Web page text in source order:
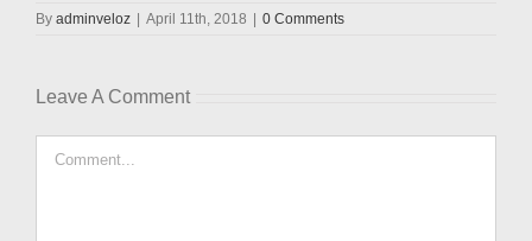
By adminveloz April 11th, 2018 0 Comments
Leave A Comment